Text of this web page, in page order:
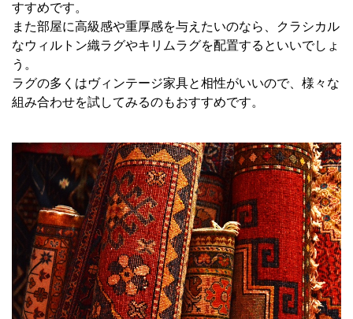
すすめです。
また部屋に高級感や重厚感を与えたいのなら、クラシカル
なウィルトン織ラグやキリムラグを配置するといいでしょ
う。
ラグの多くはヴィンテージ家具と相性がいいので、様々な
組み合わせを試してみるのもおすすめです。